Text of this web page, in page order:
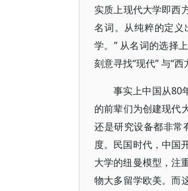
实质上现代大学即西
名词。从纯粹的定义
学。” 从名词的选择
刻意寻找“现代” 与“西
事实上中国从80
的前辈们为创建现代
还是研究设备都非常
度。民国时代，中国
大学的纽曼模型，注
物大多留学欧美。而